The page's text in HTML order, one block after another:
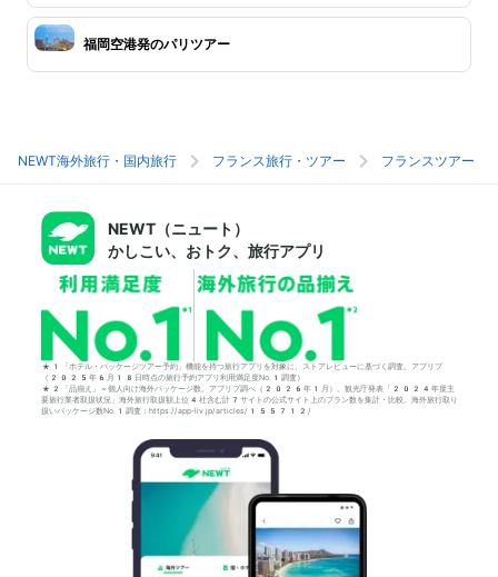
福岡空港発のパリツアー
NEWT海外旅行・国内旅行 フランス旅行・ツアー フランスツアー
NEWT（ニュート）
かしこい、おトク、旅行アプリ
*1「ホテル・パッケージツアー予約」機能を持つ旅行アプリを対象に、ストアレビューに基づく調査。アプリブ
（2025年6月18日時点の旅行予約アプリ利用満足度No.1調査）
*2「品揃え」＝個人向け海外パッケージ数。アプリブ調べ（2026年1月）。観光庁発表「2024年度主
要旅行業者取扱状況」海外旅行取扱額上位4社含む計7サイトの公式サイト上のプラン数を集計・比較。海外旅行取り
扱いパッケージ数No.1調査：https://app-liv.jp/articles/155712/